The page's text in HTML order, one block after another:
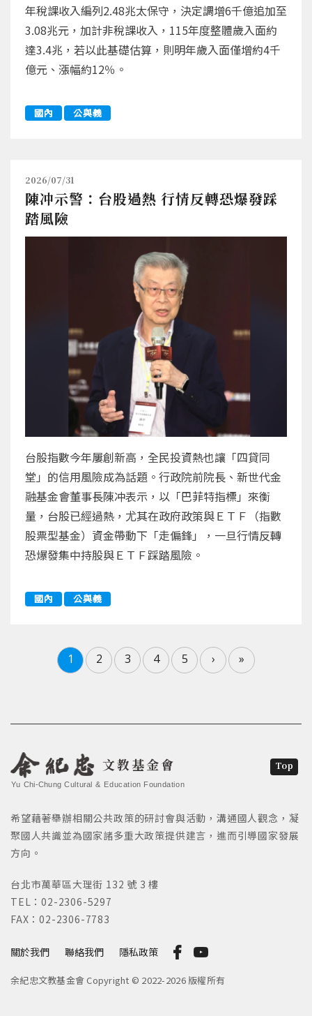
年稅課收入編列2.48兆太保守，決定調增6千億追加至
3.08兆元，加計非稅課收入，115年度整體歲入面約
達3.4兆，若以此基礎估算，則明年歲入面僅增約4千
億元、漲幅約12％。
國內 公與義
2026/07/31
陳冲示警：台股過熱 行情反轉恐爆發踩
踏風險
台股指數今年屢創新高，全民投資熱也讓「四貸同
堂」的信用風險成為話題。行政院前院長、新世代金
融基金會董事長陳冲表示，以「巴菲特指標」來衡
量，台股已經過熱，尤其在政府政策與ＥＴＦ（指數
股票型基金）資金帶動下「走偏鋒」，一旦行情反轉
恐爆發集中持股與ＥＴＦ踩踏風險。
國內 公與義
1 2 3 4 5 › »
文教基金會
Yu Chi-Chung Cultural & Education Foundation
關於我們 聯絡我們 隱私政策
希望藉著舉辦相關公共政策的研討會與活動，溝通國人觀念，凝
聚國人共識並為國家諸多重大政策提供建言，進而引導國家發展
方向。
台北市萬華區大理街 132 號 3 樓
TEL：02-2306-5297
FAX：02-2306-7783
余紀忠文教基金會 Copyright © 2022-2026 版權所有
Top